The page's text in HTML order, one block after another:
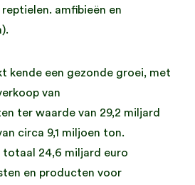
amfibieën en
kende een gezonde groei, met
van
ter waarde van 29,2 miljard
circa 9,1 miljoen ton.
totaal 24,6 miljard euro
en producten voor